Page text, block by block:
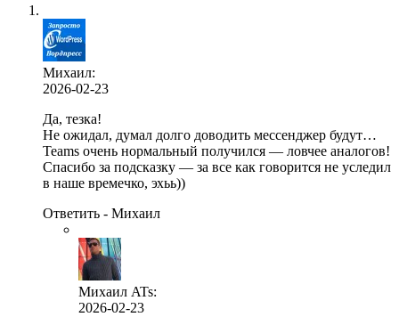
Михаил:
2026-02-23
Да, тезка!
Не ожидал, думал долго доводить мессенджер будут…
Teams очень нормальный получился — ловчее аналогов!
Спасибо за подсказку — за все как говорится не уследил
в наше времечко, эхьь))
Ответить - Михаил
Михаил ATs:
2026-02-23